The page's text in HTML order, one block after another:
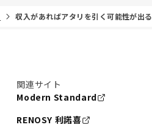
収入があればアタリを引く可能性が出る
関連サイト
Modern Standard
RENOSY 利諾喜